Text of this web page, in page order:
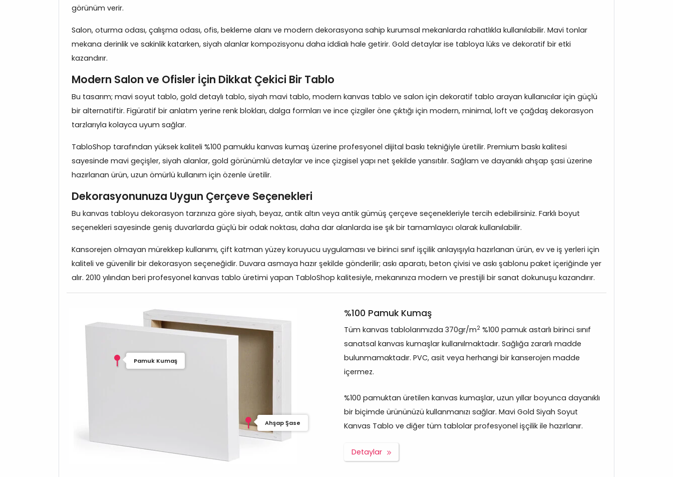
görünüm verir.
Salon, oturma odası, çalışma odası, ofis, bekleme alanı ve modern dekorasyona sahip kurumsal mekanlarda rahatlıkla kullanılabilir. Mavi tonlar
mekana derinlik ve sakinlik katarken, siyah alanlar kompozisyonu daha iddialı hale getirir. Gold detaylar ise tabloya lüks ve dekoratif bir etki
kazandırır.
Modern Salon ve Ofisler İçin Dikkat Çekici Bir Tablo
Bu tasarım; mavi soyut tablo, gold detaylı tablo, siyah mavi tablo, modern kanvas tablo ve salon için dekoratif tablo arayan kullanıcılar için güçlü
bir alternatiftir. Figüratif bir anlatım yerine renk blokları, dalga formları ve ince çizgiler öne çıktığı için modern, minimal, loft ve çağdaş dekorasyon
tarzlarıyla kolayca uyum sağlar.
TabloShop tarafından yüksek kaliteli %100 pamuklu kanvas kumaş üzerine profesyonel dijital baskı tekniğiyle üretilir. Premium baskı kalitesi
sayesinde mavi geçişler, siyah alanlar, gold görünümlü detaylar ve ince çizgisel yapı net şekilde yansıtılır. Sağlam ve dayanıklı ahşap şasi üzerine
hazırlanan ürün, uzun ömürlü kullanım için özenle üretilir.
Dekorasyonunuza Uygun Çerçeve Seçenekleri
Bu kanvas tabloyu dekorasyon tarzınıza göre siyah, beyaz, antik altın veya antik gümüş çerçeve seçenekleriyle tercih edebilirsiniz. Farklı boyut
seçenekleri sayesinde geniş duvarlarda güçlü bir odak noktası, daha dar alanlarda ise şık bir tamamlayıcı olarak kullanılabilir.
Kansorejen olmayan mürekkep kullanımı, çift katman yüzey koruyucu uygulaması ve birinci sınıf işçilik anlayışıyla hazırlanan ürün, ev ve iş yerleri için
kaliteli ve güvenilir bir dekorasyon seçeneğidir. Duvara asmaya hazır şekilde gönderilir; askı aparatı, beton çivisi ve askı şablonu paket içeriğinde yer
alır. 2010 yılından beri profesyonel kanvas tablo üretimi yapan TabloShop kalitesiyle, mekanınıza modern ve prestijli bir sanat dokunuşu kazandırır.
Pamuk Kumaş
Ahşap Şase
%100 Pamuk Kumaş
Tüm kanvas tablolarımızda 370gr/m2 %100 pamuk astarlı birinci sınıf
sanatsal kanvas kumaşlar kullanılmaktadır. Sağlığa zararlı madde
bulunmamaktadır. PVC, asit veya herhangi bir kanserojen madde
içermez.
%100 pamuktan üretilen kanvas kumaşlar, uzun yıllar boyunca dayanıklı
bir biçimde ürününüzü kullanmanızı sağlar. Mavi Gold Siyah Soyut
Kanvas Tablo ve diğer tüm tablolar profesyonel işçilik ile hazırlanır.
Detaylar